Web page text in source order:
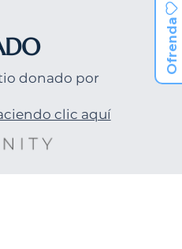
donado por
clic aquí
Ofrenda